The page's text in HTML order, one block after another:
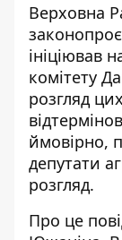
Верховна
ініціював
комітету
розгляд
ймовірно,
депутати
розгляд.
Про це